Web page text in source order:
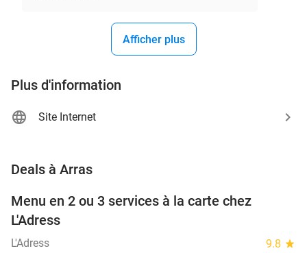
Afficher plus
Plus d'information
Site Internet
Deals à Arras
Menu en 2 ou 3 services à la carte chez
L'Adress
L'Adress 9.8 star